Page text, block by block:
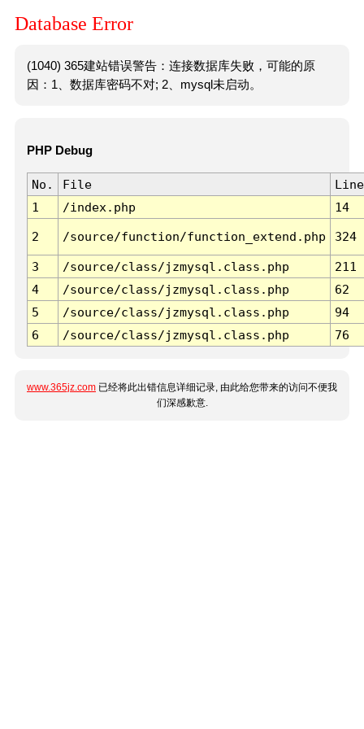
Database Error
(1040) 365建站错误警告：连接数据库失败，可能的原
因：1、数据库密码不对; 2、mysql未启动。
PHP Debug
No. File
Line
1
/index.php 14
2 /source/function/function_extend.php 324
3 /source/class/jzmysql.class.php
211
4
/source/class/jzmysql.class.php
62
5
/source/class/jzmysql.class.php
94
6
/source/class/jzmysql.class.php 76
www.365jz.com 已经将此出错信息详细记录, 由此给您带来的访问不便我
们深感歉意.